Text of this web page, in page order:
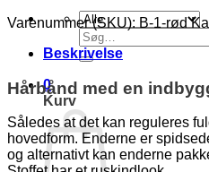
Søg
efter:
0
Kurv
Varenummer (SKU): B-1-rød
Beskrivelse
Hårbånd med en
Således at det kan reguleres
hovedform. Enderne er
og alternativt kan enderne